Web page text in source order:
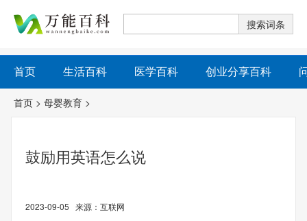
首页 生活百科 医学百科 创业分享百科
首页 > 母婴教育 >
鼓励用英语怎么说
2023-09-05 来源：互联网